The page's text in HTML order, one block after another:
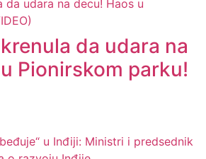
da udara na
Pionirskom parku!